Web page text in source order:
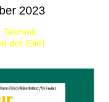
2023
Technik
der Eifel